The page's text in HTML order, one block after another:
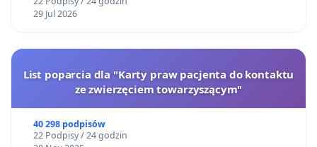
29 Jul 2026
List poparcia dla "Karty praw pacjenta do kontaktu
ze zwierzęciem towarzyszącym"
40 298 podpisów
22 Podpisy / 24 godzin